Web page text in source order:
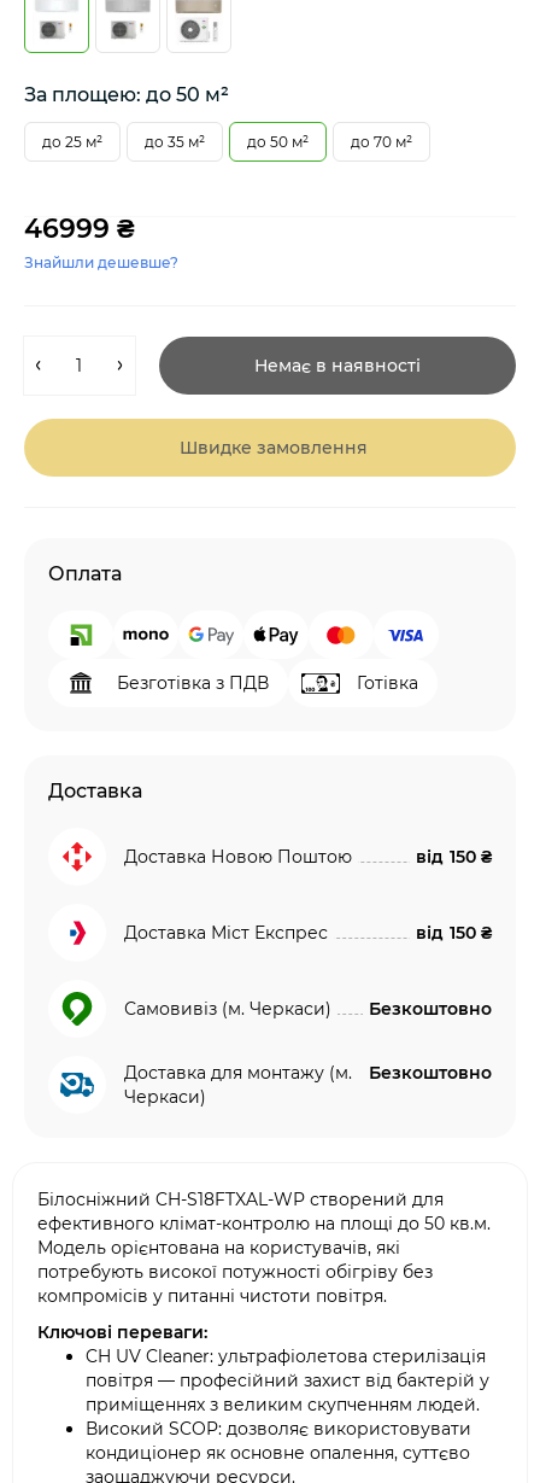
За площею: до 50 м²
до 25 м² до 35 м² до 50 м² до 70 м²
46999 ₴
Знайшли дешевше?
Немає в наявності
Швидке замовлення
Оплата
Безготівка з ПДВ Готівка
Доставка
Доставка Новою Поштою від 150 ₴
Доставка Міст Експрес від 150 ₴
Самовивіз (м. Черкаси) Безкоштовно
Доставка для монтажу (м.
Черкаси)
Безкоштовно
Білосніжний CH-S18FTXAL-WP створений для
ефективного клімат-контролю на площі до 50 кв.м.
Модель орієнтована на користувачів, які
потребують високої потужності обігріву без
компромісів у питанні чистоти повітря.
Ключові переваги:
CH UV Cleaner: ультрафіолетова стерилізація
повітря — професійний захист від бактерій у
приміщеннях з великим скупченням людей.
Високий SCOP: дозволяє використовувати
кондиціонер як основне опалення, суттєво
заощаджуючи ресурси.